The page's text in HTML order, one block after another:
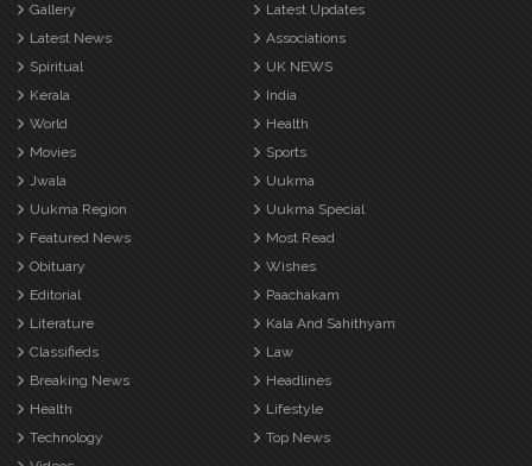
Gallery
Latest Updates
Latest News
Associations
Spiritual
UK NEWS
Kerala
India
World
Health
Movies
Sports
Jwala
Uukma
Uukma Region
Uukma Special
Featured News
Most Read
Obituary
Wishes
Editorial
Paachakam
Literature
Kala And Sahithyam
Classifieds
Law
Breaking News
Headlines
Health
Lifestyle
Technology
Top News